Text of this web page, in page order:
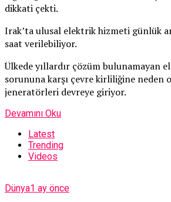
dikkati çekti.
Irak’ta ulusal elektrik hizmeti günlük
saat verilebiliyor.
Ülkede yıllardır çözüm bulunamayan
sorununa karşı çevre kirliliğine neden
jeneratörleri devreye giriyor.
Devamını Oku
Latest
Trending
Videos
Dünya1 ay önce